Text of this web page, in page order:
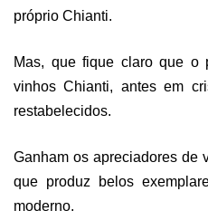
próprio Chianti.
Mas, que fique claro que o
vinhos Chianti, antes em
restabelecidos.
Ganham os apreciadores de
que produz belos
moderno.